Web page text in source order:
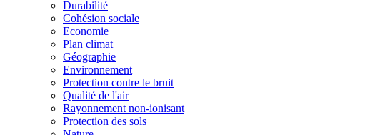
Durabilité
Cohésion sociale
Economie
Plan climat
Géographie
Environnement
Protection contre le bruit
Qualité de l'air
Rayonnement non-ionisant
Protection des sols